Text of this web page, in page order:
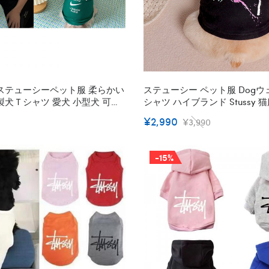
テューシーペット服 柔らかい
犬Ｔシャツ 愛犬 小型犬 可愛
ステューシー ペット服 Dogウ
シャツ ハイブランド Stussy
らかい コットン ペット洋服
ペット服 犬服 肌触り良い フ
¥2,990 ¥3,990
-15%